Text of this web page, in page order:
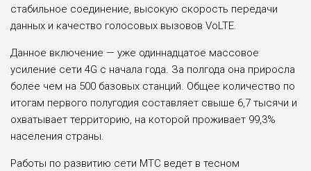
стабильное соединение, высокую скорость передачи
данных и качество голосовых вызовов VoLTE.
Данное включение — уже одиннадцатое массовое
усиление сети 4G с начала года. За полгода она приросла
более чем на 500 базовых станций. Общее количество по
итогам первого полугодия составляет свыше 6,7 тысячи и
охватывает территорию, на которой проживает 99,3%
населения страны.
Работы по развитию сети МТС ведет в тесном